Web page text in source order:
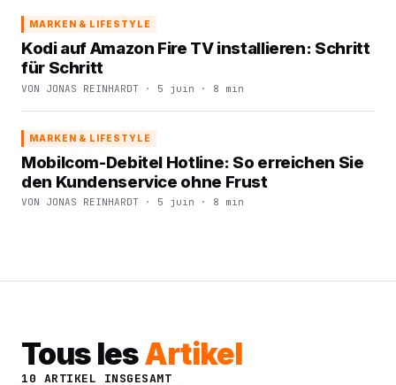
MARKEN & LIFESTYLE
Kodi auf Amazon Fire TV installieren: Schritt
für Schritt
VON JONAS REINHARDT · 5 juin · 8 min
MARKEN & LIFESTYLE
Mobilcom-Debitel Hotline: So erreichen Sie
den Kundenservice ohne Frust
VON JONAS REINHARDT · 5 juin · 8 min
Tous lesArtikel
10 ARTIKEL INSGESAMT